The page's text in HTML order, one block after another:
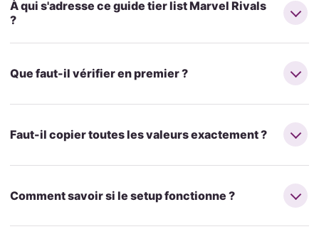
À qui s'adresse ce guide tier list Marvel Rivals
?
Que faut-il vérifier en premier ?
Faut-il copier toutes les valeurs exactement ?
Comment savoir si le setup fonctionne ?